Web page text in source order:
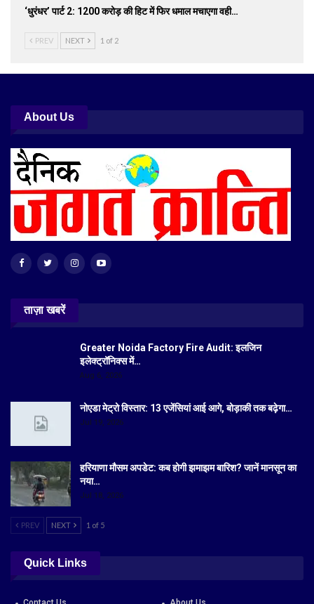
‘धुरंधर’ पार्ट 2: 1200 करोड़ की हिट में फिर धमाल मचाएगा वही…
PREV NEXT 1 of 2
About Us
ताज़ा खबरें
Greater Noida Factory Fire Audit: इलजिन
इलेक्ट्रॉनिक्स में…
Aug 6, 2026
नोएडा मेट्रो विस्तार: 13 एजेंसियां आई आगे, बोड़ाकी तक बढ़ेगा…
Jul 19, 2026
हरियाणा मौसम अपडेट: कब होगी झमाझम बारिश? जानें मानसून का
नया…
Jul 18, 2026
PREV NEXT 1 of 5
Quick Links